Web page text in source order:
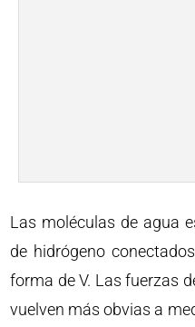
Las moléculas de agua
de hidrógeno
forma de V. Las fuerzas
vuelven más obvias a